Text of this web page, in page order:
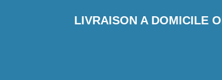
LIVRAISON A DOMICILE